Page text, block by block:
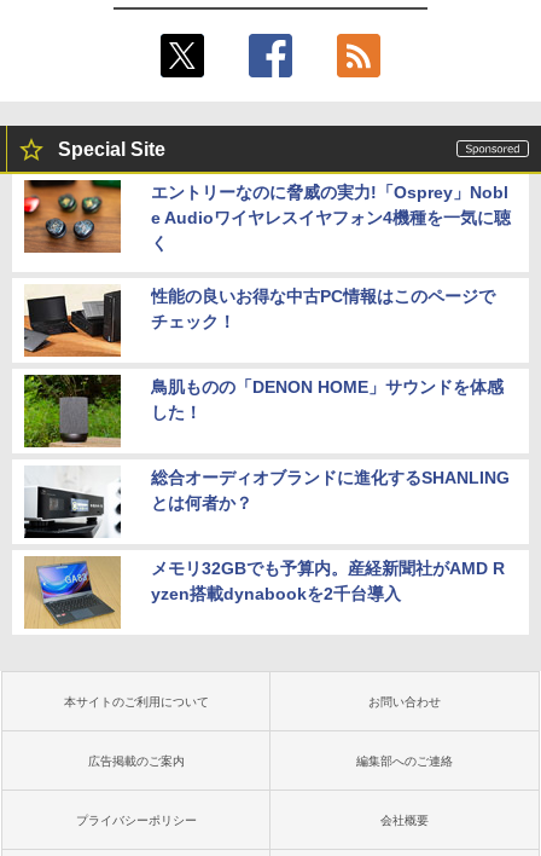
Special Site
エントリーなのに脅威の実力!「Osprey」Nobl
e Audioワイヤレスイヤフォン4機種を一気に聴
く
性能の良いお得な中古PC情報はこのページで
チェック！
鳥肌ものの「DENON HOME」サウンドを体感
した！
総合オーディオブランドに進化するSHANLING
とは何者か？
メモリ32GBでも予算内。産経新聞社がAMD R
yzen搭載dynabookを2千台導入
本サイトのご利用について お問い合わせ
広告掲載のご案内 編集部へのご連絡
プライバシーポリシー 会社概要